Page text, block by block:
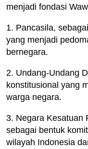
menjadi fondasi
1. Pancasila,
yang menjadi
bernegara.
2. Undang-Undang
konstitusional yang
warga negara.
3. Negara Kesatuan
sebagai bentuk
wilayah Indonesia